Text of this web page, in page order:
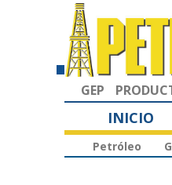
GEP
INICIO
Petróleo